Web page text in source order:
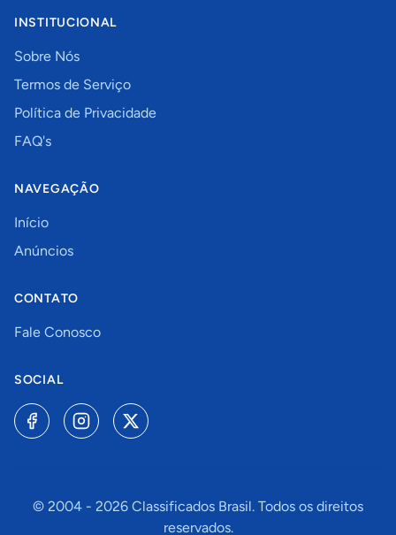
INSTITUCIONAL
Sobre Nós
Termos de Serviço
Política de Privacidade
FAQ's
NAVEGAÇÃO
Início
Anúncios
CONTATO
Fale Conosco
SOCIAL
© 2004 - 2026 Classificados Brasil. Todos os direitos
reservados.